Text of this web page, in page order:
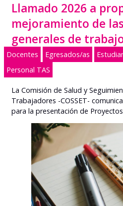
Llamado 2026 a
mejoramiento de
generales de
Docentes Egresados/as
Personal TAS
La Comisión de Salud y
Trabajadores -COSSET-
para la presentación de